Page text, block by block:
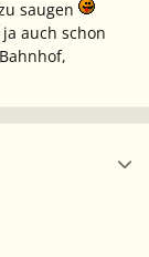
saugen
auch schon